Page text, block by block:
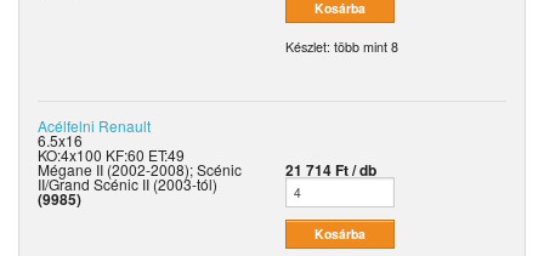
Készlet: több mint 8
Acélfelni Renault
6.5x16
KO:4x100 KF:60 ET:49
Mégane II (2002-2008); Scénic
II/Grand Scénic II (2003-tól)
(9985)
21 714 Ft / db